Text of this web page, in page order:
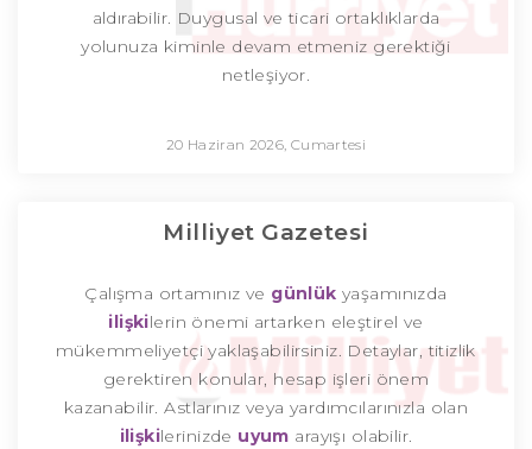
aldırabilir. Duygusal ve ticari ortaklıklarda
yolunuza kiminle devam etmeniz gerektiği
netleşiyor.
20 Haziran 2026, Cumartesi
Milliyet Gazetesi
Çalışma ortamınız ve günlük yaşamınızda
ilişkilerin önemi artarken eleştirel ve
mükemmeliyetçi yaklaşabilirsiniz. Detaylar, titizlik
gerektiren konular, hesap işleri önem
kazanabilir. Astlarınız veya yardımcılarınızla olan
ilişkilerinizde uyum arayışı olabilir.